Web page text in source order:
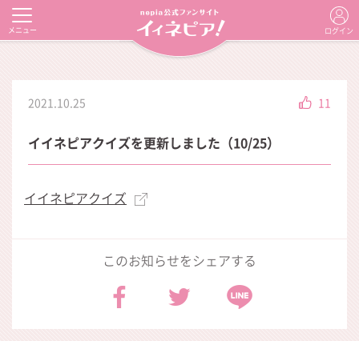
メニュー ログイン
2021.10.25 11
イイネピアクイズを更新しました（10/25）
イイネピアクイズ
このお知らせをシェアする